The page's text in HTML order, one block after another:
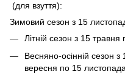
(для взуття):
Зимовий сезон з 15
Літній сезон з 15
Весняно-осінній сезон
вересня по 15 листопада.